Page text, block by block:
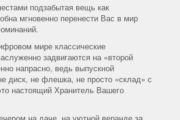
подзабытая вещь как
мгновенно перенести Вас в мир
мире классические
задвигаются на «второй
напрасно, ведь выпускной
диск, не флешка, не просто «склад» с
настоящий Хранитель Вашего
на даче, на уютной веранде за